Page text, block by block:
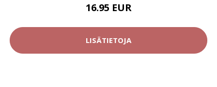
16.95 EUR
LISÄTIETOJA